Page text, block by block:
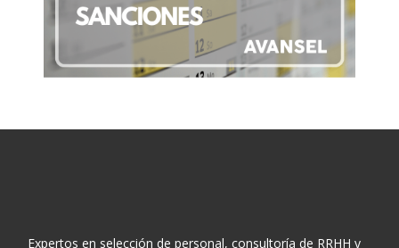
cómo optimiza tu salario
Expertos en selección de personal, consultoría de RRHH y